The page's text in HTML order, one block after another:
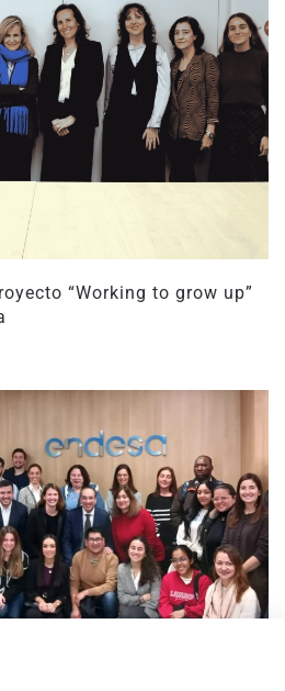
“Working to grow up”